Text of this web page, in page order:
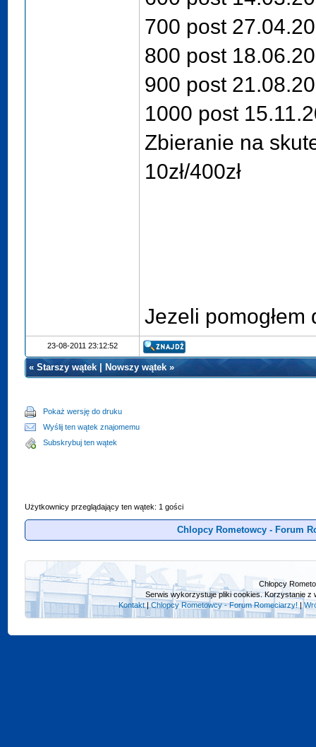
700 post
800 post
900 post
1000 post
Zbieranie na
10zł/400zł
Jezeli pomogłem
23-08-2011 23:12:52
«Starszy wątek Nowszy wątek»
Pokaż wersję do druku
Wyślij ten wątek znajomemu
Subskrybuj ten wątek
Użytkownicy przeglądający ten wątek: 1 gości
Chlopcy Rometowcy - Forum
Chłopcy
Serwis wykorzystuje pliki cookies. Korzystanie z
Kontakt|Chlopcy Rometowcy - Forum Romeciarzy! |